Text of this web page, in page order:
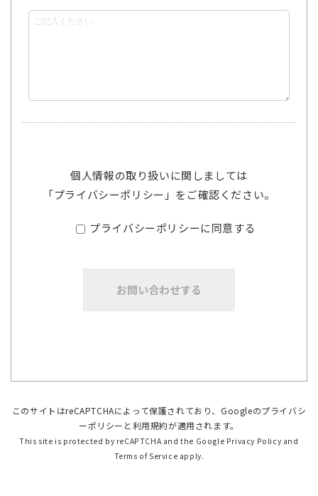
個人情報の取り扱いに関しましては
「プライバシーポリシー 」をご確認ください。
プライバシーポリシーに同意する
このサイトはreCAPTCHAによって保護されており、Googleのプライバシ
ーポリシー と利用規約が適用されます。
This site is protected by reCAPTCHA and the Google Privacy Policy and
Terms of Service apply.